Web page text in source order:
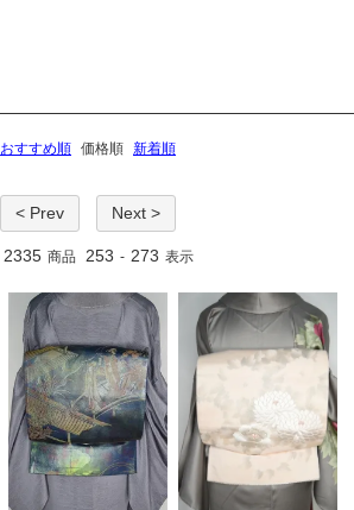
おすすめ順 価格順 新着順
< Prev Next >
2335 商品 253 - 273 表示